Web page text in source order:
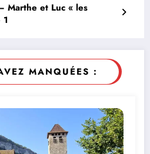
Marthe et Luc « les
MANQUÉES :